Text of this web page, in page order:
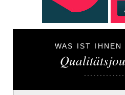
WAS IST IHNEN